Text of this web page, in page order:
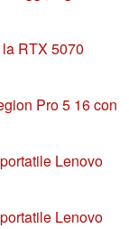
RTX 5070
Pro 5 16 con
Lenovo
Lenovo